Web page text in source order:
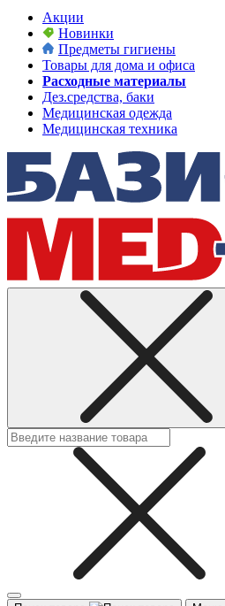
Акции
Новинки
Предметы гигиены
Товары для дома и офиса
Расходные материалы
Дез.средства, баки
Медицинская одежда
Медицинская техника